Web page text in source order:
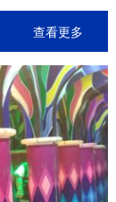
查看更多